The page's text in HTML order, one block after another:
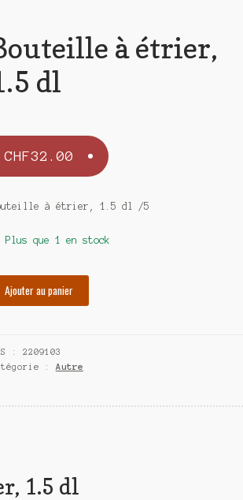
à étrier,
dl
CHF32.00
à étrier, 1.5 dl /5
Plus que 1 en stock
Ajouter au panier
: 2209103
: Autre
1.5 dl